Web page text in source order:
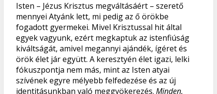
Isten – Jézus Krisztus megváltásáért – szerető
mennyei Atyánk lett, mi pedig az ő örökbe
fogadott gyermekei. Mivel Krisztussal hit által
egyek vagyunk, ezért megkaptuk az istenfiúság
kiváltságát, amivel megannyi ajándék, ígéret és
örök élet jár együtt. A keresztyén élet igazi, lelki
fókuszpontja nem más, mint az Isten atyai
szívének egyre mélyebb felfedezése és az új
identitásunkban való meggyökerezés. Minden,